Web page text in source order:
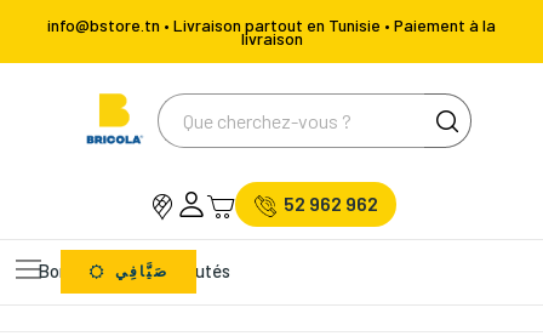
info@bstore.tn • Livraison partout en Tunisie • Paiement à la
livraison
52 962 962
Bons Plans Nouveautés
صَيَّافِي